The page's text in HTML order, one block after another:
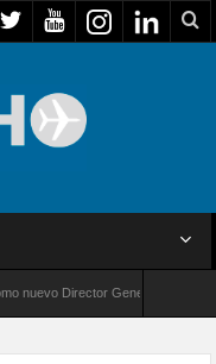
nuevo Director General para